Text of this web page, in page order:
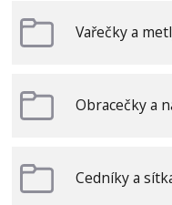
Vařečky a
Obracečky a
Cedníky a